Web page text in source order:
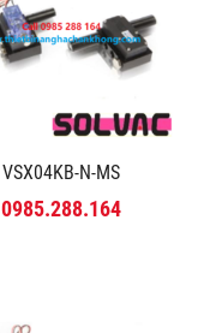
VSX04KB-N-MS
0985.288.164